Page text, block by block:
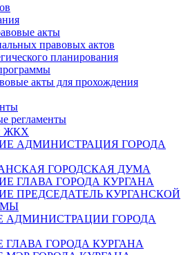
акты
правовых актов
планирования
акты для прохождения
регламенты
ЖКХ
АДМИНИСТРАЦИЯ ГОРОДА
ГОРОДСКАЯ ДУМА
ГЛАВА ГОРОДА КУРГАНА
ПРЕДСЕДАТЕЛЬ КУРГАНСКОЙ
АДМИНИСТРАЦИИ ГОРОДА
ГЛАВА ГОРОДА КУРГАНА